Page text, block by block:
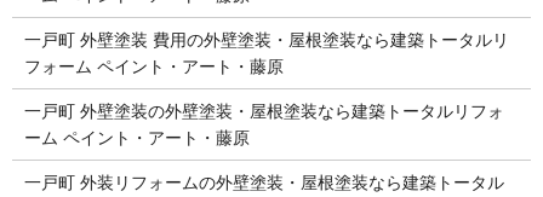
一戸町 外壁塗装 費用の外壁塗装・屋根塗装なら建築トータルリ
フォーム ペイント・アート・藤原
一戸町 外壁塗装の外壁塗装・屋根塗装なら建築トータルリフォ
ーム ペイント・アート・藤原
一戸町 外装リフォームの外壁塗装・屋根塗装なら建築トータル